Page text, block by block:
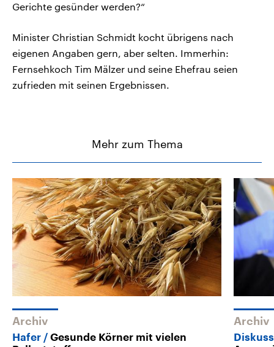
Gerichte gesünder werden?“
Minister Christian Schmidt kocht übrigens nach
eigenen Angaben gern, aber selten. Immerhin:
Fernsehkoch Tim Mälzer und seine Ehefrau seien
zufrieden mit seinen Ergebnissen.
Mehr zum Thema
Archiv
Hafer
Gesunde Körner mit vielen
Archiv